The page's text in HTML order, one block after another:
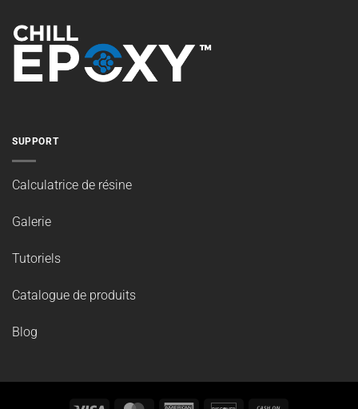
SUPPORT
Calculatrice de résine
Galerie
Tutoriels
Catalogue de produits
Blog